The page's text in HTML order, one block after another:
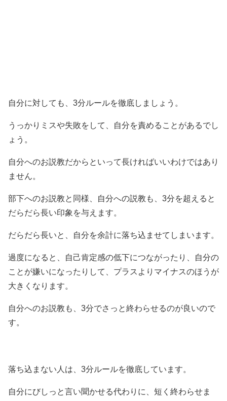
自分に対しても、3分ルールを徹底しましょう。
うっかりミスや失敗をして、自分を責めることがあるでし
ょう。
自分へのお説教だからといって長ければいいわけではあり
ません。
部下へのお説教と同様、自分への説教も、3分を超えると
だらだら長い印象を与えます。
だらだら長いと、自分を余計に落ち込ませてしまいます。
過度になると、自己肯定感の低下につながったり、自分の
ことが嫌いになったりして、プラスよりマイナスのほうが
大きくなります。
自分へのお説教も、3分でさっと終わらせるのが良いので
す。
落ち込まない人は、3分ルールを徹底しています。
自分にびしっと言い聞かせる代わりに、短く終わらせま